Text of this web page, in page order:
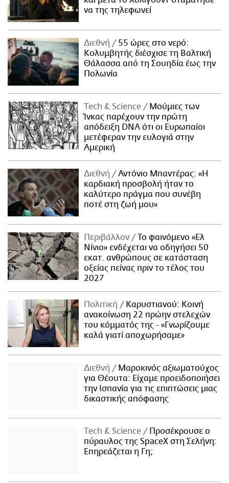
να της τηλεφωνεί
Διεθνή
55 ώρες στο νερό:
Κολυμβητής διέσχισε τη Βαλτική
Θάλασσα από τη Σουηδία έως την
Πολωνία
Τech & Science
Μούμιες των
Ίνκας παρέχουν την πρώτη
απόδειξη DNA ότι οι Ευρωπαίοι
μετέφεραν την ευλογιά στην
Αμερική
Διεθνή
Αντόνιο Μπαντέρας: «Η
καρδιακή προσβολή ήταν το
καλύτερο πράγμα που συνέβη
ποτέ στη ζωή μου»
Περιβάλλον
Το φαινόμενο «Ελ
Νίνιο» ενδέχεται να οδηγήσει 50
εκατ. ανθρώπους σε κατάσταση
οξείας πείνας πριν το τέλος του
2027
Πολιτική
Καρυστιανού: Κοινή
ανακοίνωση 22 πρώην στελεχών
του κόμματός της - «Γνωρίζουμε
καλά γιατί αποχωρήσαμε»
Διεθνή
Μαροκινός αξιωματούχος
για Θέουτα: Είχαμε προειδοποιήσει
την Ισπανία για τις επιπτώσεις μιας
δικαστικής απόφασης
Τech & Science
Προσέκρουσε ο
πύραυλος της SpaceX στη Σελήνη:
Επηρεάζεται η Γη;